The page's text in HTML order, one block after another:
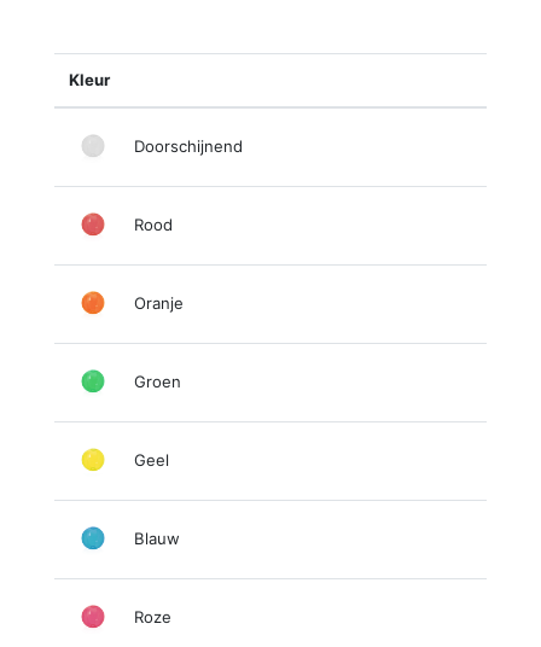
Kleur
Doorschijnend
Rood
Oranje
Groen
Geel
Blauw
Roze